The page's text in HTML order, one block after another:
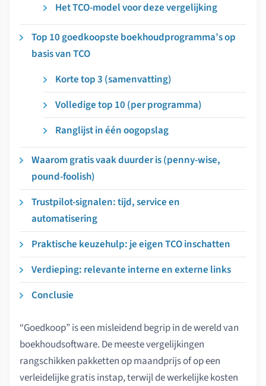
Het TCO-model voor deze vergelijking
Top 10 goedkoopste boekhoudprogramma’s op
basis van TCO
Korte top 3 (samenvatting)
Volledige top 10 (per programma)
Ranglijst in één oogopslag
Waarom gratis vaak duurder is (penny-wise,
pound-foolish)
Trustpilot-signalen: tijd, service en
automatisering
Praktische keuzehulp: je eigen TCO inschatten
Verdieping: relevante interne en externe links
Conclusie
“Goedkoop” is een misleidend begrip in de wereld van
boekhoudsoftware. De meeste vergelijkingen
rangschikken pakketten op maandprijs of op een
verleidelijke gratis instap, terwijl de werkelijke kosten